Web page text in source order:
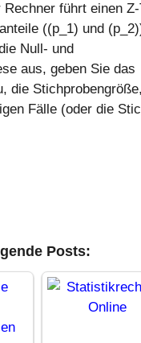
führt einen
((p_1) und
Null- und
aus, geben Sie das
die
Fälle (oder die
Posts: